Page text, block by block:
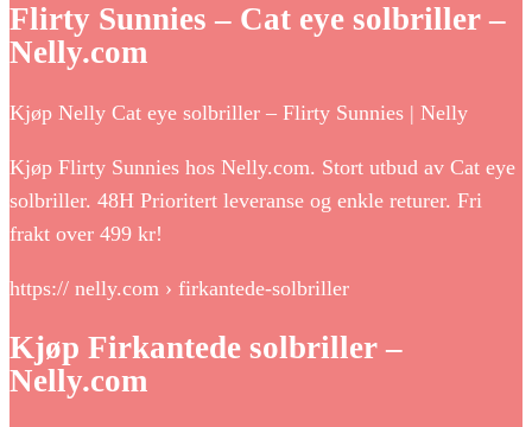
Flirty Sunnies – Cat eye solbriller –
Nelly.com
Kjøp Nelly Cat eye solbriller – Flirty Sunnies | Nelly
Kjøp Flirty Sunnies hos Nelly.com. Stort utbud av Cat eye
solbriller. 48H Prioritert leveranse og enkle returer. Fri
frakt over 499 kr!
https:// nelly.com › firkantede-solbriller
Kjøp Firkantede solbriller –
Nelly.com